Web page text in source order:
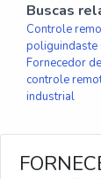
Buscas
Controle
poliguindaste
Fornecedor de
controle
industrial